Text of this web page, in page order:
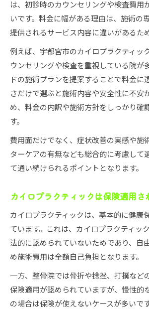
は、初診時のカウンセリングや検査費用
いです。料金に幅がある理由は、施術の
提供されるサービス内容に違いがあるため
例えば、宇都宮市のカイロプラクティッ
ウンセリングや検査を重視している院が
ドの施術プランを提案することで料金に
さだけで選ぶと施術内容や安全性に不安
め、料金の内訳や施術方針をしっかり確
す。
費用面だけでなく、症状改善の実感や施
ターケアの有無なども総合的に考慮して
て通い続けられるポイントとなります。
カイロプラクティックは保険適用さ
カイロプラクティックは、基本的に健康
ています。これは、カイロプラクティッ
法的に認められていないためであり、自
め施術費用は全額自己負担となります。
一方、整骨院では骨折や捻挫、打撲など
保険適用が認められていますが、慢性的
の場合は保険が使えないケースが多いで